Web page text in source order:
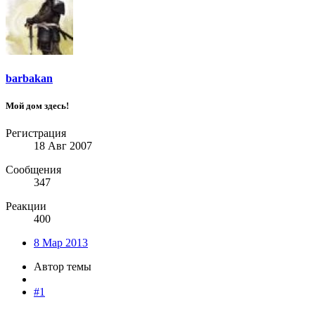
barbakan
Мой дом здесь!
Регистрация
18 Авг 2007
Сообщения
347
Реакции
400
8 Мар 2013
Автор темы
#1